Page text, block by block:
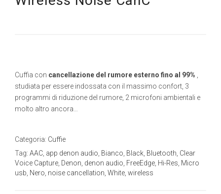
Cuffia con cancellazione del rumore esterno fino al 99%
studiata per essere indossata con il massimo confort, 3
programmi di riduzione del rumore, 2 microfoni ambientali e
molto altro ancora…
Categoria: Cuffie
Tag: AAC app denon audio Bianco Black Bluetooth Clear
Voice Capture Denon denon audio FreeEdge Hi-Res Micro
usb Nero noise cancellation White wireless